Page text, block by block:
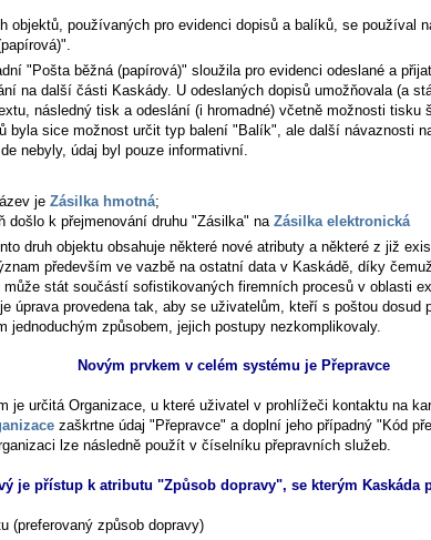
objektů, používaných pro evidenci dopisů a balíků, se používal
"Pošta běžná (papírová)" sloužila pro evidenci odeslané a
na další části Kaskády. U odeslaných dopisů umožňovala (a
následný tisk a odeslání (i hromadné) včetně možnosti tisku
byla sice možnost určit typ balení "Balík", ale další návaznosti
nebyly, údaj byl pouze informativní.
je Zásilka hmotná;
došlo k přejmenování druhu "Zásilka" na Zásilka elektronická
druh objektu obsahuje některé nové atributy a některé z již
především ve vazbě na ostatní data v Kaskádě, díky
může stát součástí sofistikovaných firemních procesů v oblasti
úprava provedena tak, aby se uživatelům, kteří s poštou dosud
jednoduchým způsobem, jejich postupy nezkomplikovaly.
Novým prvkem v celém systému je Přepravce
je určitá Organizace, u které uživatel v prohlížeči kontaktu na
zaškrtne údaj "Přepravce" a doplní jeho případný "Kód
lze následně použít v číselníku přepravních služeb.
je přístup k atributu "Způsob dopravy", se kterým Kaskáda
(preferovaný způsob dopravy)